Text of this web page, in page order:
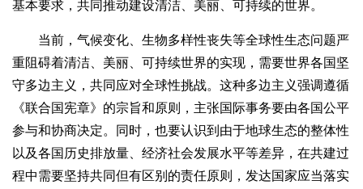
基本要求，共同推动建设清洁、美丽、可持续的世界。
当前，气候变化、生物多样性丧失等全球性生态问题严
重阻碍着清洁、美丽、可持续世界的实现，需要世界各国坚
守多边主义，共同应对全球性挑战。这种多边主义强调遵循
《联合国宪章》的宗旨和原则，主张国际事务要由各国公平
参与和协商决定。同时，也要认识到由于地球生态的整体性
以及各国历史排放量、经济社会发展水平等差异，在共建过
程中需要坚持共同但有区别的责任原则，发达国家应当落实